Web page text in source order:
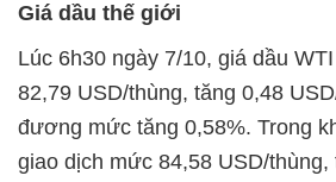
Giá dầu thế giới
Lúc 6h30 ngày 7/10, giá dầu
82,79 USD/thùng, tăng 0,48
đương mức tăng 0,58%. Trong
giao dịch mức 84,58 USD/thùng,